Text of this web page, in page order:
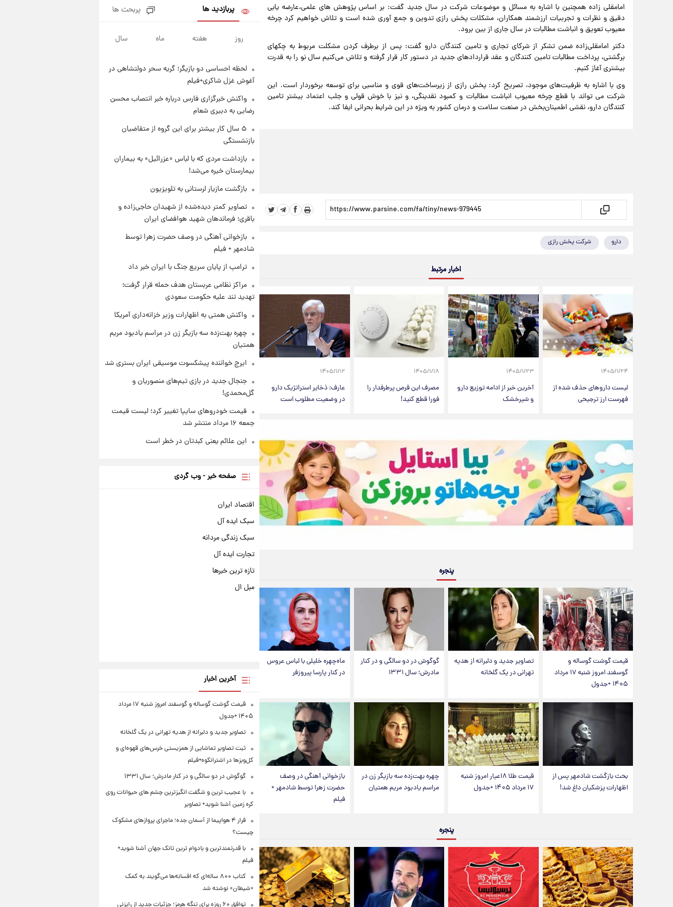
امامقلی زاده همچنین با اشاره به مسائل و موضوعات شرکت در سال جدید گفت: بر اساس پژوهش های علمی،عارضه یابی
دقیق و نظرات و تجربیات ارزشمند همکاران، مشکلات پخش رازی تدوین و جمع آوری شده است و تلاش خواهیم کرد چرخه
معیوب تعویق و انباشت مطالبات در سال جاری از بین برود.
دکتر امامقلی‌زاده ضمن تشکر از شرکای تجاری و تامین کنندگان دارو گفت: پس از برطرف کردن مشکلت مربوط به چکهای
برگشتی، پرداخت مطالبات تامین کنندگان و عقد قراردادهای جدید در دستور کار قرار گرفته و تلاش می‌کنیم سال نو را به قدرت
بیشتری آغاز کنیم.
وی با اشاره به ظرفیت‌های موجود، تصریح کرد: پخش رازی از زیرساخت‌های قوی و مناسبی برای توسعه برخوردار است. این
شرکت می تواند با قطع چرخه معیوب انباشت مطالبات و کمبود نقدینگی، و نیز با خوش قولی و جلب اعتماد بیشتر تامین
کنندگان دارو، نقشی اطمینان‌بخش در صنعت سلامت و درمان کشور به ویژه در این شرایط بحرانی ایفا کند.
دارو شرکت پخش رازی
اخبار مرتبط
۱۴۰۵/۱/۲۴
لیست داروهای حذف شده از
فهرست ارز ترجیحی
۱۴۰۵/۱/۲۳
آخرین خبر از ادامه توزیع دارو
و شیرخشک
۱۴۰۵/۱/۱۸
مصرف این قرص پرطرفدار را
فورا قطع کنید!
۱۴۰۵/۱/۱۲
عارف: ذخایر استراتژیک دارو
در وضعیت مطلوب است
پنجره
قیمت گوشت گوساله و
گوسفند امروز شنبه ۱۷ مرداد
۱۴۰۵ +جدول
تصاویر جدید و دلبرانه از هدیه
تهرانی در یک گلخانه
گوگوش در دو سالگی و در کنار
مادرش؛ سال ۱۳۳۱
ماه‌چهره خلیلی با لباس عروس
در کنار پارسا پیروزفر
بحث بازگشت شادمهر پس از
اظهارات پزشکیان داغ شد!
قیمت طلا ۱۸عیار امروز شنبه
۱۷ مرداد ۱۴۰۵ +جدول
چهره بهت‌زده سه بازیگر زن در
مراسم یادبود مریم همتیان
بازخوانی آهنگی در وصف
حضرت زهرا توسط شادمهر +
فیلم
پنجره
پشت پرده عکس جدید ترامپ؛
مقام آمریکایی درباره وضعیت او
۱ روز پیش
۱ روز پیش
گران‌ترین خرید تاریخ رئال مادرید
رونمایی شد
۱ روز پیش
پیش‌بینی بارش‌های گسترده با
ورود ال‌نینو؛ کدام روزها پربارش‌تر
پربازدید ها پربحث ها
روز هفته ماه سال
لحظه احساسی دو بازیگر؛ گریه سحر دولتشاهی در
آغوش غزل شاکری+فیلم
واکنش خبرگزاری فارس درباره خبر انتصاب محسن
رضایی به دبیری شعام
۵ سال کار بیشتر برای این گروه از متقاضیان
بازنشستگی
بازداشت مردی که با لباس «عزرائیل» به بیماران
بیمارستان خیره می‌شد!
بازگشت مازیار لرستانی به تلویزیون
تصاویر کمتر دیده‌شده از شهیدان حاجی‌زاده و
باقری؛ فرماندهان شهید هوافضای ایران
بازخوانی آهنگی در وصف حضرت زهرا توسط
شادمهر + فیلم
ترامپ از پایان سریع جنگ با ایران خبر داد
مراکز نظامی عربستان هدف حمله قرار گرفت؛
تهدید تند علیه حکومت سعودی
واکنش همتی به اظهارات وزیر خزانه‌داری آمریکا
چهره بهت‌زده سه بازیگر زن در مراسم یادبود مریم
همتیان
ایرج خواننده پیشکسوت موسیقی ایران بستری شد
جنجال جدید در بازی تیم‌های منصوریان و
گل‌محمدی!
قیمت خودروهای سایپا تغییر کرد؛ لیست قیمت
جمعه ۱۶ مرداد منتشر شد
این علائم یعنی کبدتان در خطر است
صفحه خبر - وب گردی
اقتصاد ایران
سبک ایده آل
سبک زندگی مردانه
تجارت ایده آل
تازه ترین خبرها
مبل ال
آخرین اخبار
قیمت گوشت گوساله و گوسفند امروز شنبه ۱۷ مرداد
۱۴۰۵ +جدول
تصاویر جدید و دلبرانه از هدیه تهرانی در یک گلخانه
ثبت تصاویر تماشایی از همزیستی خرس‌های قهوه‌ای و
کل‌وبزها در اشترانکوه+فیلم
گوگوش در دو سالگی و در کنار مادرش؛ سال ۱۳۳۱
با عجیب ترین و شگفت انگیزترین چشم های حیوانات روی
کره زمین آشنا شوید+ تصاویر
فرار ۴ هواپیما از آسمان جده؛ ماجرای پروازهای مشکوک
چیست؟
با قدرتمندترین و بادوام ترین تانک جهان آشنا شوید+
فیلم
کتاب ۸۰۰ ساله‌ای که افسانه‌ها می‌گویند به کمک
«شیطان» نوشته شد
توافق ۶۰ روزه برای تنگه هرمز؛ جزئیات جدید از رایزنی